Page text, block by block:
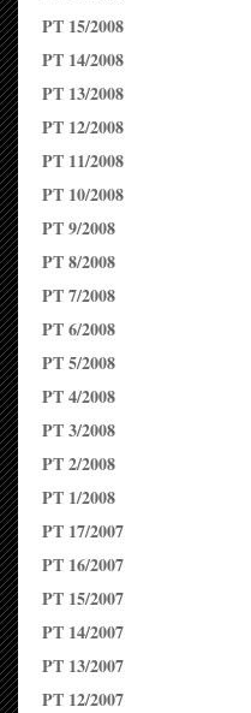
PT 15/2008
PT 14/2008
PT 13/2008
PT 12/2008
PT 11/2008
PT 10/2008
PT 9/2008
PT 8/2008
PT 7/2008
PT 6/2008
PT 5/2008
PT 4/2008
PT 3/2008
PT 2/2008
PT 1/2008
PT 17/2007
PT 16/2007
PT 15/2007
PT 14/2007
PT 13/2007
PT 12/2007